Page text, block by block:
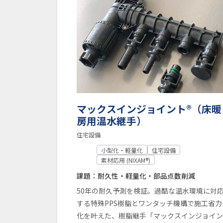
マックスインジョイント®（床暖
房用温水継手）
住宅設備
小型化・軽量化
住宅設備
素材応用 (NIXAM®)
課題：耐久性・軽量化・部品点数削減
50年の耐久予測を検証。過酷な温水環境に対
する特殊PPS樹脂とワンタッチ機構で施工省力
化を叶えた、樹脂継手「マックスインジョイン